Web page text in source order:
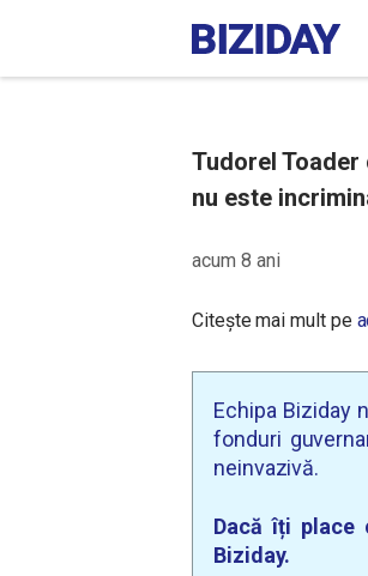
Tudorel
nu este
acum 8 ani
Citește mai mult pe
Echipa Biziday
fonduri
neinvazivă.
Dacă îți place
Biziday.